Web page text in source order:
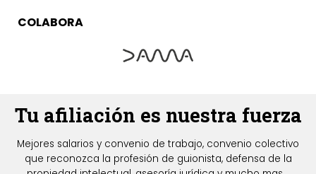
COLABORA
Tu afiliación es nuestra fuerza
Mejores salarios y convenio de trabajo, convenio colectivo
que reconozca la profesión de guionista, defensa de la